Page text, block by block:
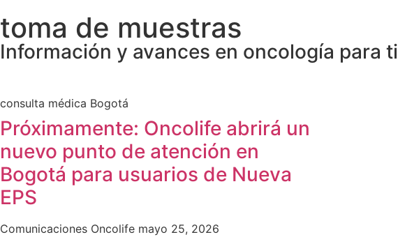
toma de muestras
Información y avances en oncología para ti
consulta médica Bogotá
Próximamente: Oncolife abrirá un
nuevo punto de atención en
Bogotá para usuarios de Nueva
EPS
Comunicaciones Oncolife mayo 25, 2026